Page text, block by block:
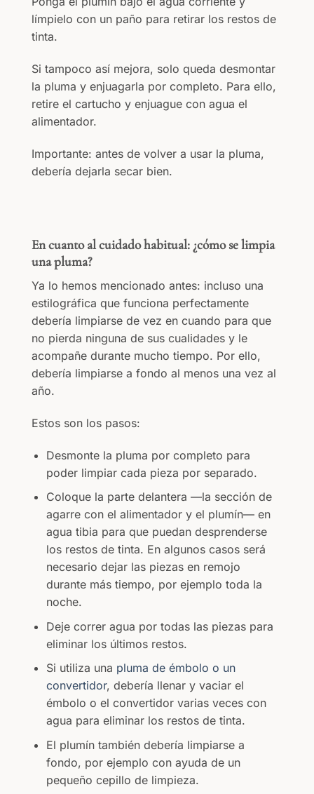
límpielo con un paño para retirar los restos de
tinta.
Si tampoco así mejora, solo queda desmontar
la pluma y enjuagarla por completo. Para ello,
retire el cartucho y enjuague con agua el
alimentador.
Importante: antes de volver a usar la pluma,
debería dejarla secar bien.
En cuanto al cuidado habitual: ¿cómo se limpia
una pluma?
Ya lo hemos mencionado antes: incluso una
estilográfica que funciona perfectamente
debería limpiarse de vez en cuando para que
no pierda ninguna de sus cualidades y le
acompañe durante mucho tiempo. Por ello,
debería limpiarse a fondo al menos una vez al
año.
Estos son los pasos:
Desmonte la pluma por completo para
poder limpiar cada pieza por separado.
Coloque la parte delantera —la sección de
agarre con el alimentador y el plumín— en
agua tibia para que puedan desprenderse
los restos de tinta. En algunos casos será
necesario dejar las piezas en remojo
durante más tiempo, por ejemplo toda la
noche.
Deje correr agua por todas las piezas para
eliminar los últimos restos.
Si utiliza una pluma de émbolo o un
convertidor, debería llenar y vaciar el
émbolo o el convertidor varias veces con
agua para eliminar los restos de tinta.
El plumín también debería limpiarse a
fondo, por ejemplo con ayuda de un
pequeño cepillo de limpieza.